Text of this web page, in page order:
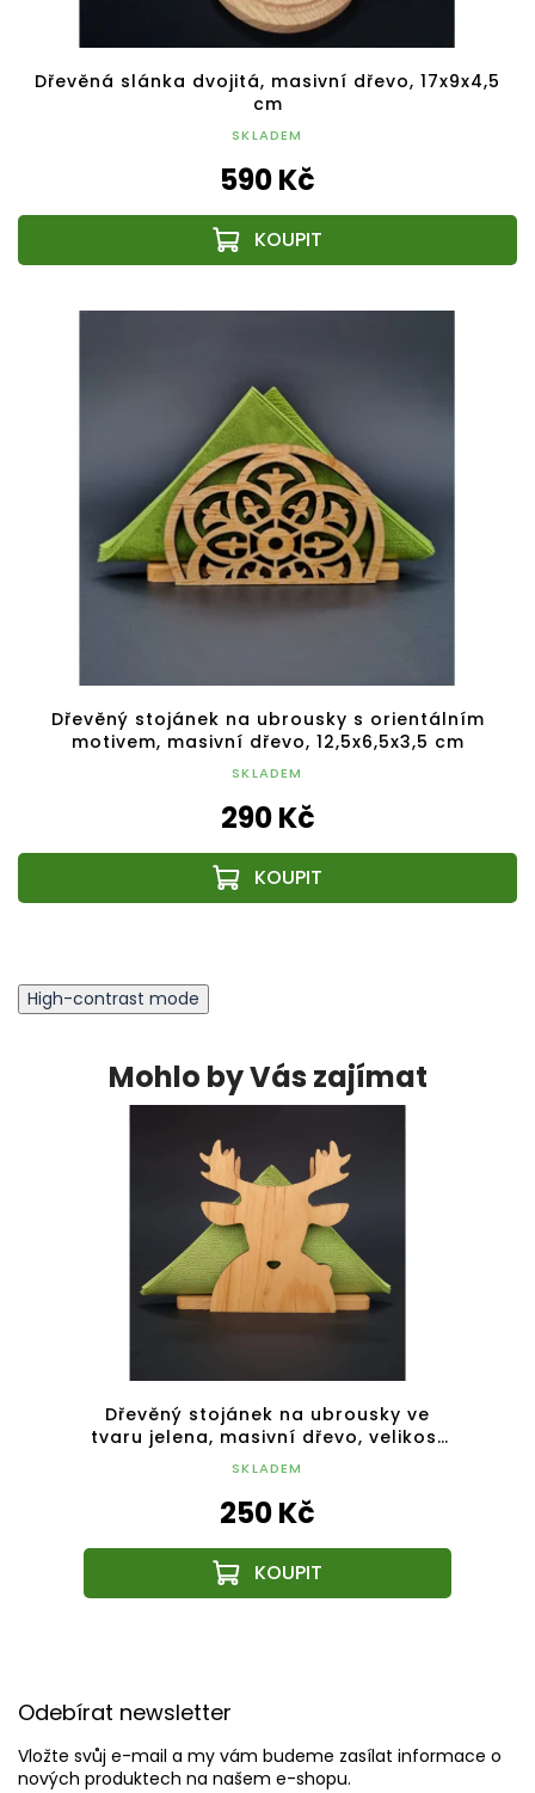
Dřevěná slánka dvojitá, masivní dřevo, 17x9x4,5
cm
SKLADEM
590 Kč
Dřevěný stojánek na ubrousky s orientálním
motivem, masivní dřevo, 12,5x6,5x3,5 cm
SKLADEM
290 Kč
High-contrast mode
Mohlo by Vás zajímat
Dřevěný stojánek na ubrousky ve
tvaru jelena, masivní dřevo, velikost
13 cm
SKLADEM
250 Kč
Odebírat newsletter
Vložte svůj e-mail a my vám budeme zasílat informace o
nových produktech na našem e-shopu.